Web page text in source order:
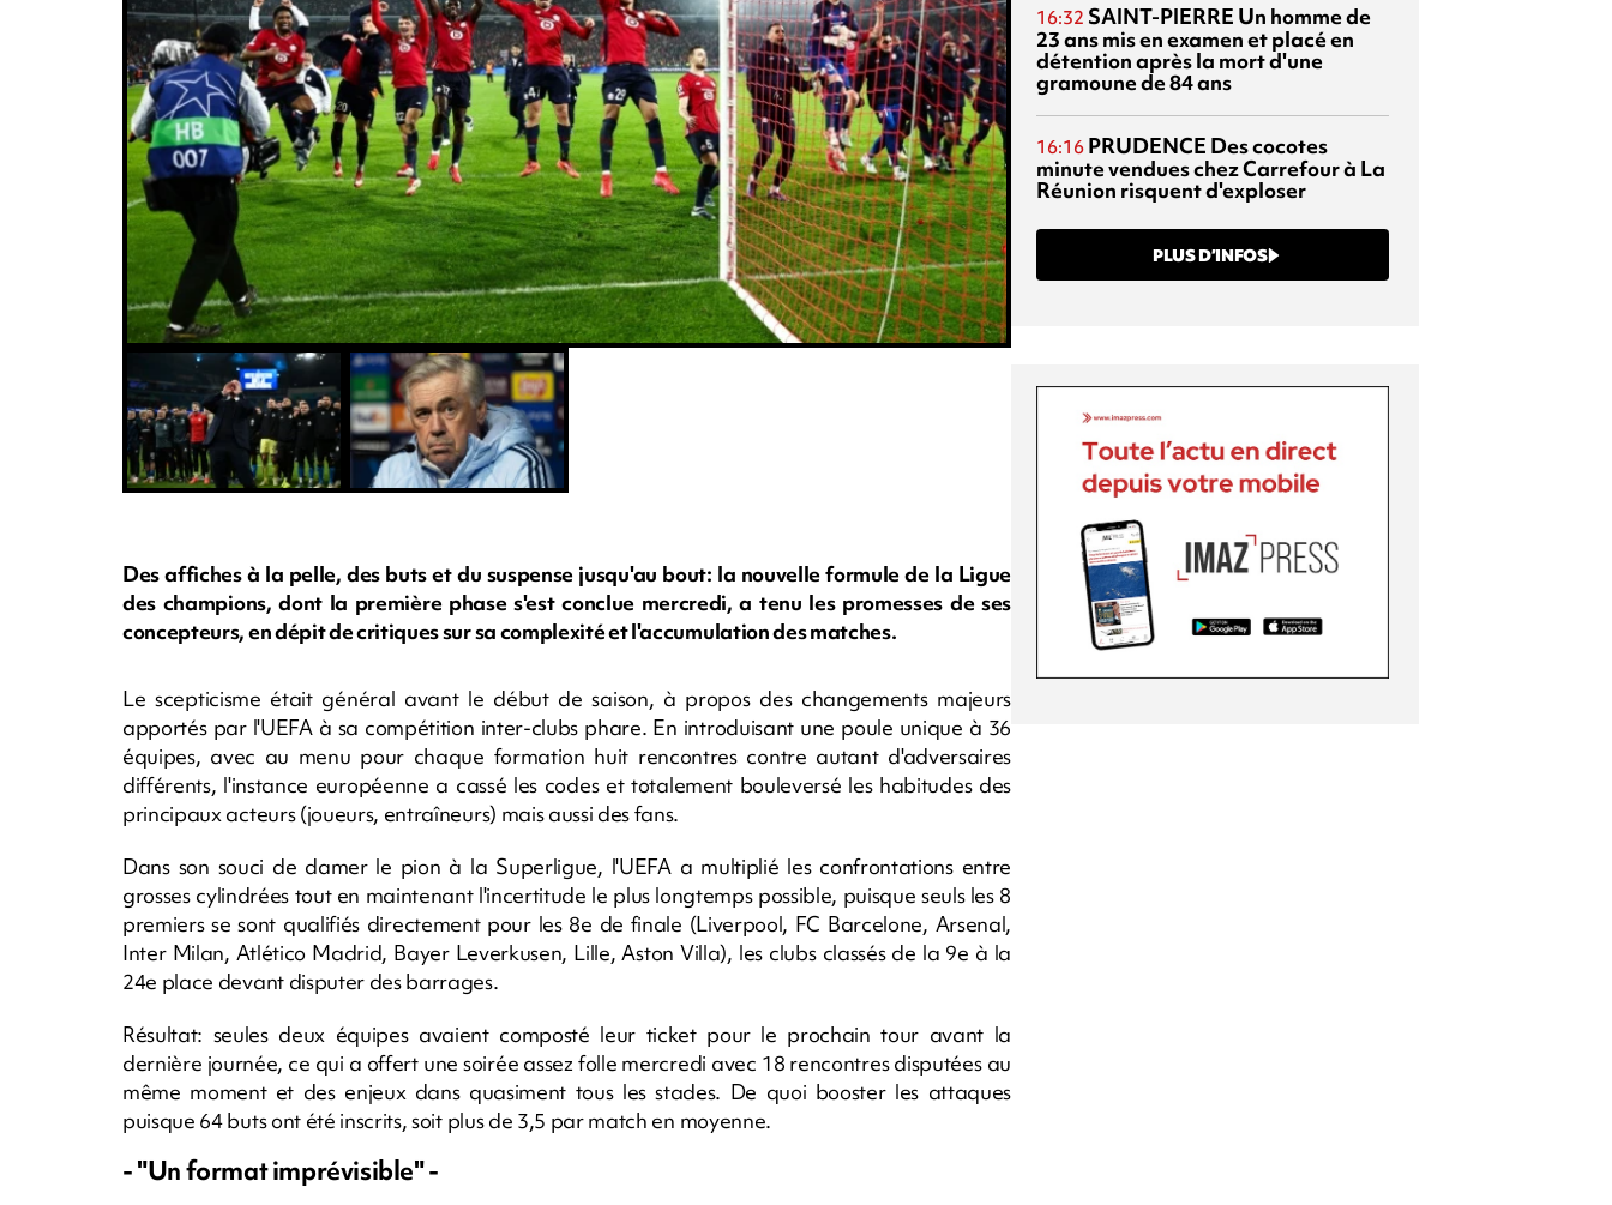
Des affiches à la pelle, des buts et du suspense jusqu'au bout: la nouvelle formule de la Ligue
des champions, dont la première phase s'est conclue mercredi, a tenu les promesses de ses
concepteurs, en dépit de critiques sur sa complexité et l'accumulation des matches.
Le scepticisme était général avant le début de saison, à propos des changements majeurs
apportés par l'UEFA à sa compétition inter-clubs phare. En introduisant une poule unique à 36
équipes, avec au menu pour chaque formation huit rencontres contre autant d'adversaires
différents, l'instance européenne a cassé les codes et totalement bouleversé les habitudes des
principaux acteurs (joueurs, entraîneurs) mais aussi des fans.
Dans son souci de damer le pion à la Superligue, l'UEFA a multiplié les confrontations entre
grosses cylindrées tout en maintenant l'incertitude le plus longtemps possible, puisque seuls les 8
premiers se sont qualifiés directement pour les 8e de finale (Liverpool, FC Barcelone, Arsenal,
Inter Milan, Atlético Madrid, Bayer Leverkusen, Lille, Aston Villa), les clubs classés de la 9e à la
24e place devant disputer des barrages.
Résultat: seules deux équipes avaient composté leur ticket pour le prochain tour avant la
dernière journée, ce qui a offert une soirée assez folle mercredi avec 18 rencontres disputées au
même moment et des enjeux dans quasiment tous les stades. De quoi booster les attaques
puisque 64 buts ont été inscrits, soit plus de 3,5 par match en moyenne.
- "Un format imprévisible" -
16:32 SAINT-PIERRE Un homme de
23 ans mis en examen et placé en
détention après la mort d'une
gramoune de 84 ans
16:16 PRUDENCE Des cocotes
minute vendues chez Carrefour à La
Réunion risquent d'exploser
PLUS D’INFOS